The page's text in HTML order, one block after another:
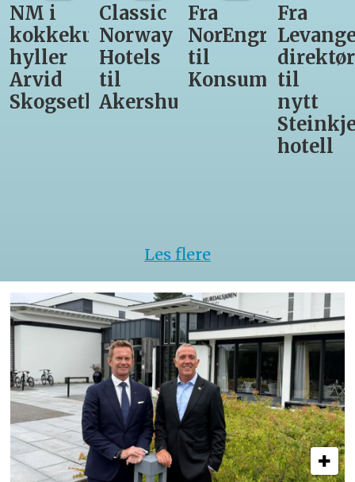
Classic
Norway
Hotels
til
Akershus
Fra
NorEngros
til
Konsumgruppen
Fra
Levanger-
direktør
til
Steinkjer-
12
får
være
med
Asko
Les flere